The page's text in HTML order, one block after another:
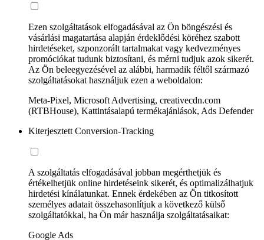
Ezen szolgáltatások elfogadásával az Ön böngészési és
vásárlási magatartása alapján érdeklődési köréhez szabott
hirdetéseket, szponzorált tartalmakat vagy kedvezményes
promóciókat tudunk biztosítani, és mérni tudjuk azok sikerét.
Az Ön beleegyezésével az alábbi, harmadik féltől származó
szolgáltatásokat használjuk ezen a weboldalon:
Meta-Pixel, Microsoft Advertising, creativecdn.com
(RTBHouse), Kattintásalapú termékajánlások, Ads Defender
Kiterjesztett Conversion-Tracking
A szolgáltatás elfogadásával jobban megérthetjük és
értékelhetjük online hirdetéseink sikerét, és optimalizálhatjuk
hirdetési kínálatunkat. Ennek érdekében az Ön titkosított
személyes adatait összehasonlítjuk a következő külső
szolgáltatókkal, ha Ön már használja szolgáltatásaikat:
Google Ads